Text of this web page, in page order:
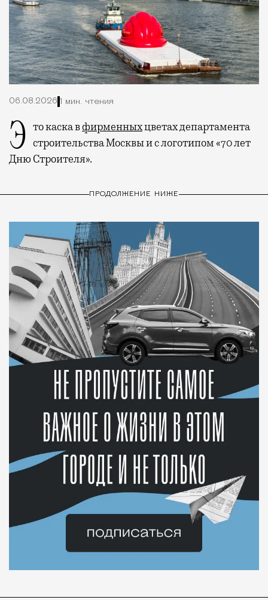
06.08.2026 1 мин. чтения
Это каска вфирменныхцветах департамента
строительства Москвы и с логотипом «70 лет
Дню Строителя».
ПРОДОЛЖЕНИЕ НИЖЕ